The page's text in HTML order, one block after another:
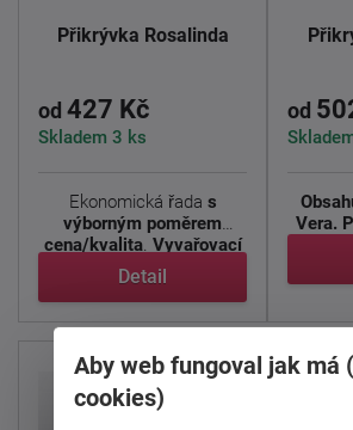
Přikrývka Rosalinda
od 427 Kč
Skladem 3 ks
Ekonomická řada s
výborným poměrem
cena/kvalita. Vyvařovací
přikrývka ...
Detail
od
Vera.
Aby web fungoval jak má
cookies)